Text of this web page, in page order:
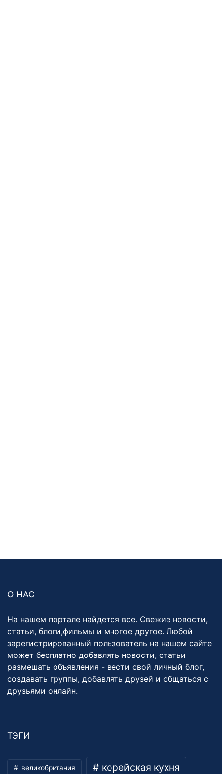
О НАС
На нашем портале найдется все. Свежие новости,
статьи, блоги,фильмы и многое другое. Любой
зарегистрированный пользователь на нашем сайте
может бесплатно добавлять новости, статьи
размешать объявления - вести свой личный блог,
создавать группы, добавлять друзей и общаться с
друзьями онлайн.
ТЭГИ
великобритания корейская кухня